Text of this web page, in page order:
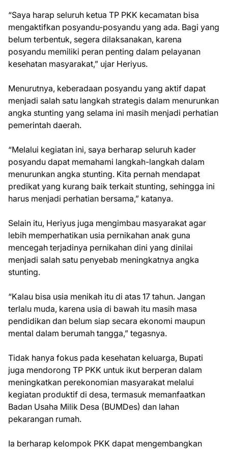
“Saya harap seluruh ketua TP PKK kecamatan bisa
mengaktifkan posyandu-posyandu yang ada. Bagi yang
belum terbentuk, segera dilaksanakan, karena
posyandu memiliki peran penting dalam pelayanan
kesehatan masyarakat,” ujar Heriyus.
Menurutnya, keberadaan posyandu yang aktif dapat
menjadi salah satu langkah strategis dalam menurunkan
angka stunting yang selama ini masih menjadi perhatian
pemerintah daerah.
“Melalui kegiatan ini, saya berharap seluruh kader
posyandu dapat memahami langkah-langkah dalam
menurunkan angka stunting. Kita pernah mendapat
predikat yang kurang baik terkait stunting, sehingga ini
harus menjadi perhatian bersama,” katanya.
Selain itu, Heriyus juga mengimbau masyarakat agar
lebih memperhatikan usia pernikahan anak guna
mencegah terjadinya pernikahan dini yang dinilai
menjadi salah satu penyebab meningkatnya angka
stunting.
“Kalau bisa usia menikah itu di atas 17 tahun. Jangan
terlalu muda, karena usia di bawah itu masih masa
pendidikan dan belum siap secara ekonomi maupun
mental dalam berumah tangga,” tegasnya.
Tidak hanya fokus pada kesehatan keluarga, Bupati
juga mendorong TP PKK untuk ikut berperan dalam
meningkatkan perekonomian masyarakat melalui
kegiatan produktif di desa, termasuk memanfaatkan
Badan Usaha Milik Desa (BUMDes) dan lahan
pekarangan rumah.
Ia berharap kelompok PKK dapat mengembangkan